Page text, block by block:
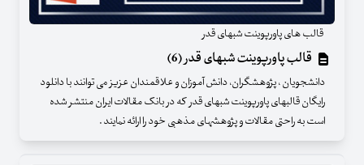
قالب های پاورپوینت شبهای قدر
قالب پاورپوینت شبهای قدر (6)
دانشجویان ، پژوهشگران، دانش آموزان و علاقمندان عزیز می توانند با دانلود
رایگان قالبهای پاورپوینت شبهای قدر که در بانک مقالات ایران منتشر شده
است به راحتی مقالات و پژوهشهای مذهبی خود را ارائه نمایند .